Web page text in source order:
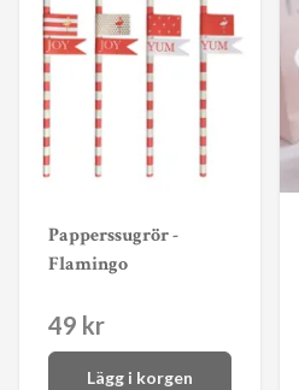
Papperssugrör -
Flamingo
49 kr
Lägg i korgen